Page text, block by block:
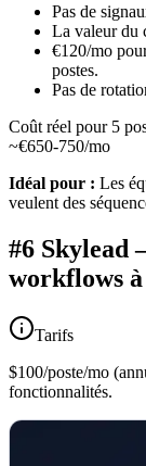
Pas de
La valeur du
€120/mo
postes.
Pas de
Coût réel pour 5
~€650-750/mo
Idéal pour : Les
veulent des
#6
workflows
Tarifs
$100/poste/mo
fonctionnalités.